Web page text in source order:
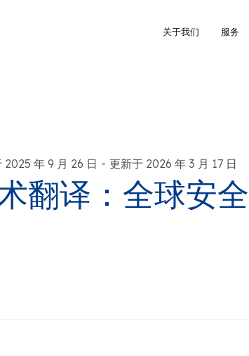
关于我们 服务
2025 年 9 月 26 日 - 更新于 2026 年 3 月 17 日
翻译：全球安